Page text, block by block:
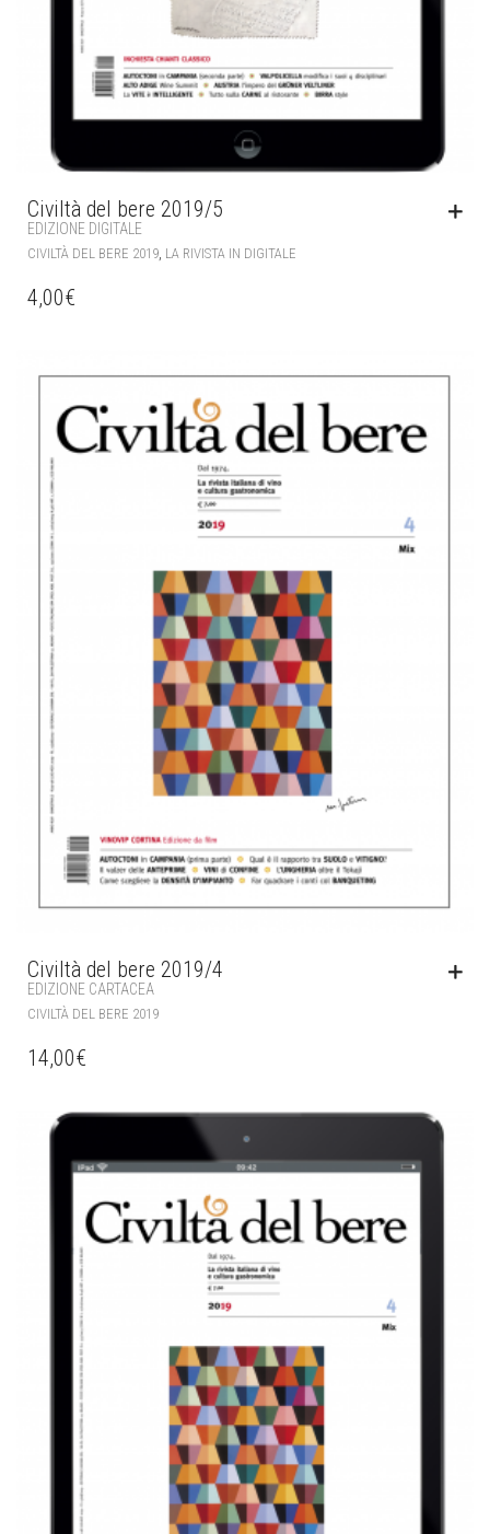
Civiltà del bere 2019/5
EDIZIONE DIGITALE
CIVILTÀ DEL BERE 2019 LA RIVISTA IN DIGITALE
4,00€
Civiltà del bere 2019/4
EDIZIONE CARTACEA
CIVILTÀ DEL BERE 2019
14,00€